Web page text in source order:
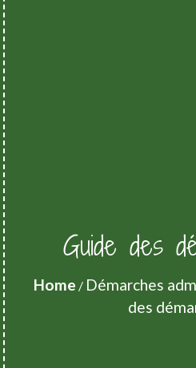
Guide des
Home / Démarches
des